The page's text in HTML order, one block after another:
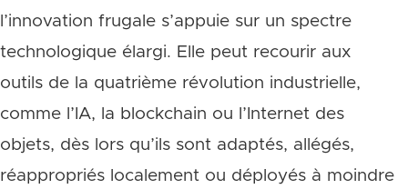
l’innovation frugale s’appuie sur un spectre
technologique élargi. Elle peut recourir aux
outils de la quatrième révolution industrielle,
comme l’IA, la blockchain ou l’Internet des
objets, dès lors qu’ils sont adaptés, allégés,
réappropriés localement ou déployés à moindre